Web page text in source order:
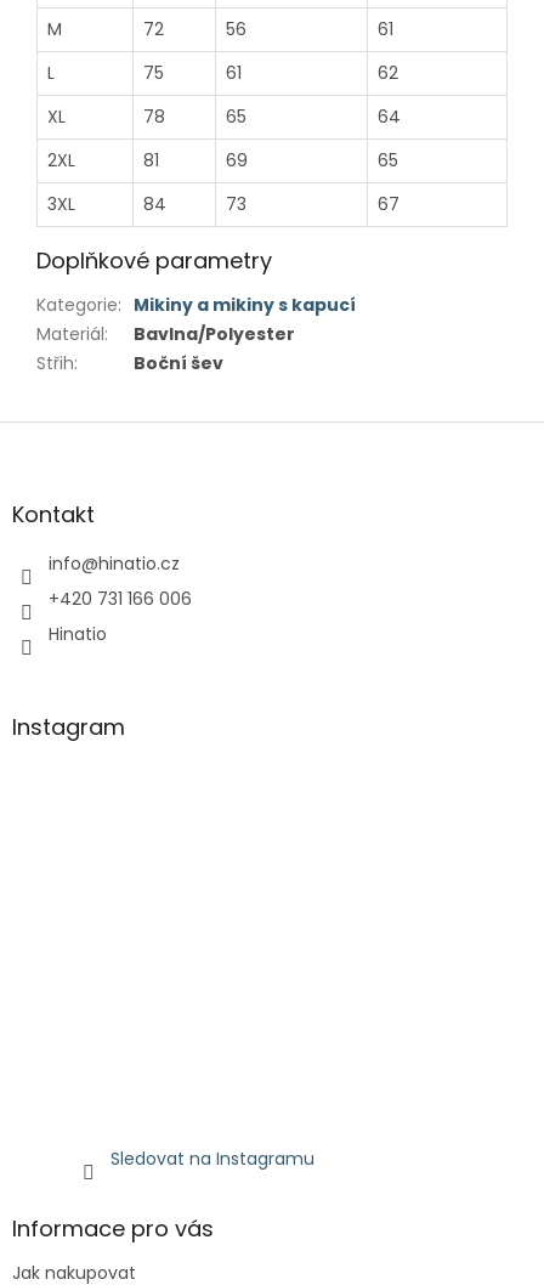
M
72 56
61
L
75 61
62
XL
78 65
64
2XL
81 69
65
3XL
84 73 67
Doplňkové parametry
Kategorie: Mikiny a mikiny s kapucí
Materiál:
Bavlna/Polyester
Střih: Boční šev
Z
aKontakt
info@hinatio.cz
+420 731 166 006
Hinatio
Instagram
Sledovat na Instagramu
Informace pro vás
Jak nakupovat